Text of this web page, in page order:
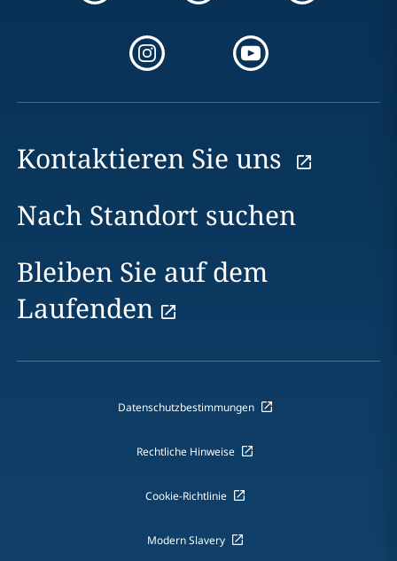
Kontaktieren Sie uns
Nach Standort suchen
Bleiben Sie auf dem
Laufenden
Datenschutzbestimmungen
Rechtliche Hinweise
Cookie-Richtlinie
Modern Slavery